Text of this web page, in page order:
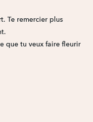
Te remercier plus
que tu veux faire fleurir